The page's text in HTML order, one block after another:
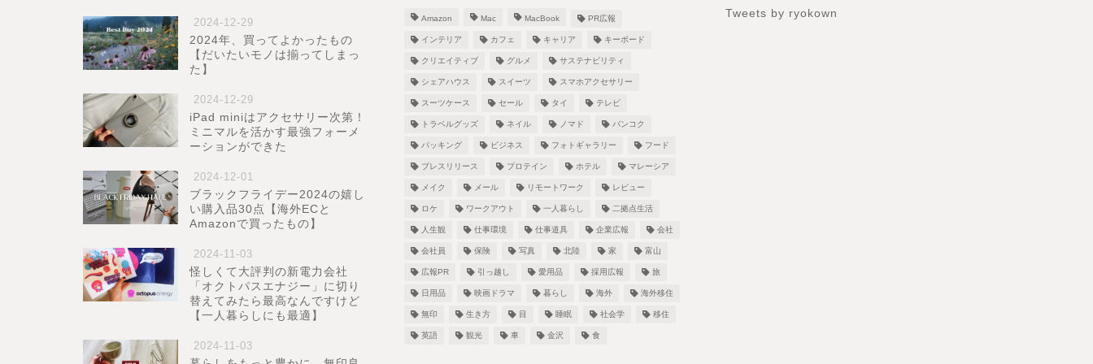
2024-12-29
2024年、買ってよかったもの
【だいたいモノは揃ってしまっ
た】
2024-12-29
iPad miniはアクセサリー次第！
ミニマルを活かす最強フォーメ
ーションができた
2024-12-01
ブラックフライデー2024の嬉し
い購入品30点【海外ECと
Amazonで買ったもの】
2024-11-03
怪しくて大評判の新電力会社
「オクトパスエナジー」に切り
替えてみたら最高なんですけど
【一人暮らしにも最適】
2024-11-03
Amazon Mac MacBook PR広報
インテリア カフェ キャリア キーボード
クリエイティブ グルメ サステナビリティ
シェアハウス スイーツ スマホアクセサリー
スーツケース セール タイ テレビ
トラベルグッズ ネイル ノマド バンコク
パッキング ビジネス フォトギャラリー フード
プレスリリース プロテイン ホテル マレーシア
メイク メール リモートワーク レビュー
ロケ ワークアウト 一人暮らし 二拠点生活
人生観 仕事環境 仕事道具 企業広報 会社
会社員 保険 写真 北陸 家 富山
広報PR 引っ越し 愛用品 採用広報 旅
日用品 映画ドラマ 暮らし 海外 海外移住
無印 生き方 目 睡眠 社会学 移住
英語 観光 車 金沢 食
Tweets by ryokown